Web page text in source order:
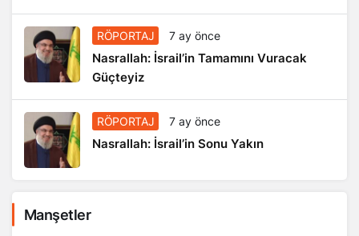
RÖPORTAJ 7 ay önce
Nasrallah: İsrail’in Tamamını Vuracak
Güçteyiz
RÖPORTAJ 7 ay önce
Nasrallah: İsrail’in Sonu Yakın
Manşetler